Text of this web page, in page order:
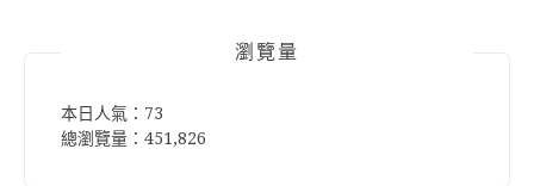
瀏覽量
本日人氣：73
總瀏覽量：451,826